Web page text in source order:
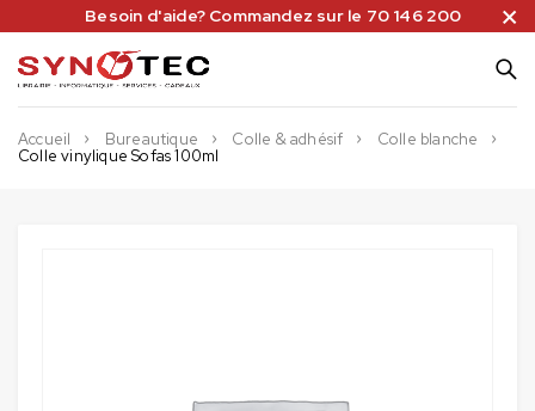
Besoin d'aide? Commandez sur le 70 146 200
Accueil Bureautique Colle & adhésif
Colle blanche
Colle vinylique Sofas 100ml